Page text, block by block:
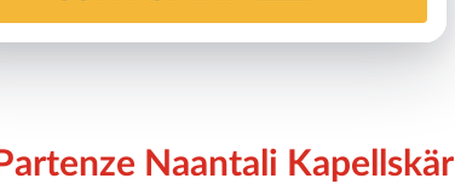
Partenze Naantali Kapellskär